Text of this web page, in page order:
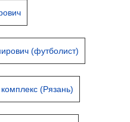
(футболист)
(Рязань)